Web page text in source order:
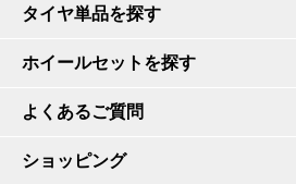
タイヤ単品を探す
ホイールセットを探す
よくあるご質問
ショッピング